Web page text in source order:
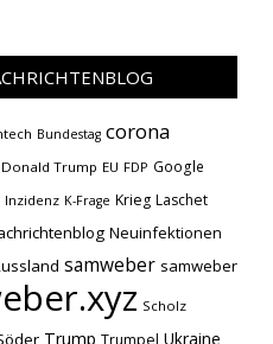
Bundestag corona
Donald Trump EU FDP Google
Inzidenz K-Frage Krieg Laschet
Neuinfektionen
samweber samweber
Scholz
Trump Trumpel Ukraine